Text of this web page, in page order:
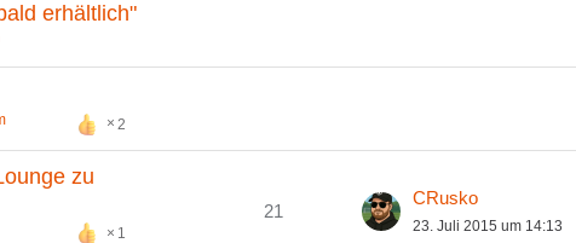
erhältlich"
2
zu
1
21
CRusko
23. Juli 2015 um 14:13